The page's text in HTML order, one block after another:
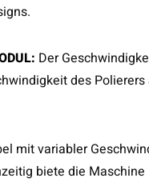
Der
des
mit variabler
biete die